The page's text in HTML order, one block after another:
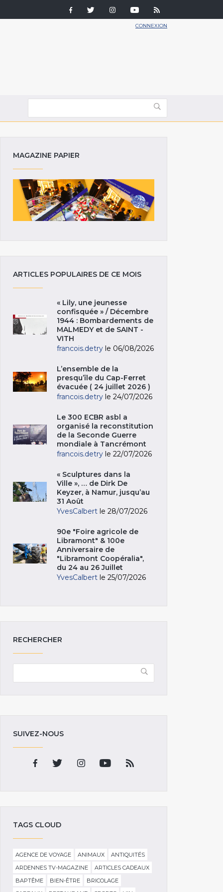
CONNEXION
MAGAZINE PAPIER
ARTICLES POPULAIRES DE CE MOIS
« Lily, une jeunesse
confisquée » / Décembre
1944 : Bombardements de
MALMEDY et de SAINT -
VITH
francois.detry le 06/08/2026
L’ensemble de la
presqu’île du Cap-Ferret
évacuée ( 24 juillet 2026 )
francois.detry le 24/07/2026
Le 300 ECBR asbl a
organisé la reconstitution
de la Seconde Guerre
mondiale à Tancrémont
francois.detry le 22/07/2026
« Sculptures dans la
Ville », … de Dirk De
Keyzer, à Namur, jusqu’au
31 Août
YvesCalbert le 28/07/2026
90e "Foire agricole de
Libramont" & 100e
Anniversaire de
"Libramont Coopéralia",
du 24 au 26 Juillet
YvesCalbert le 25/07/2026
RECHERCHER
SUIVEZ-NOUS
TAGS CLOUD
AGENCE DE VOYAGE ANIMAUX
ANTIQUITÉS
ARDENNES TV-MAGAZINE
ARTICLES CADEAUX
BAPTÊME
BIEN-ÊTRE
BRICOLAGE